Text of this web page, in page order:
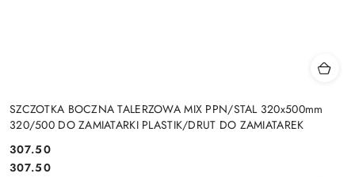
SZCZOTKA BOCZNA TALERZOWA MIX PPN/STAL 320x500mm
320/500 DO ZAMIATARKI PLASTIK/DRUT DO ZAMIATAREK
Cena:
307.50
Cena:
307.50